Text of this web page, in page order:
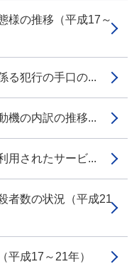
様の推移（平成17～
る犯行の手口の...
機の内訳の推移...
用されたサービ...
者数の状況（平成21
成17～21年）